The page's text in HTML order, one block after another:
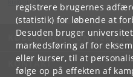
registrere brugernes
(statistik) for løbende at
Desuden bruger
markedsføring af for
eller kurser, til at
følge op på effekten af
KØBENHAVNS
KONTAKT